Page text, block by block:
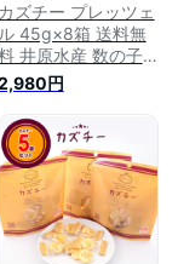
カズチー プレッツェ
ル 45g×8箱 送料無
井原水産 数の子
ーズ 北海道発マリ
ージュ 燻製 おす
すめ おいしい かず
ちー 井原水産 お取
り寄せ 物産展 ギフ
円